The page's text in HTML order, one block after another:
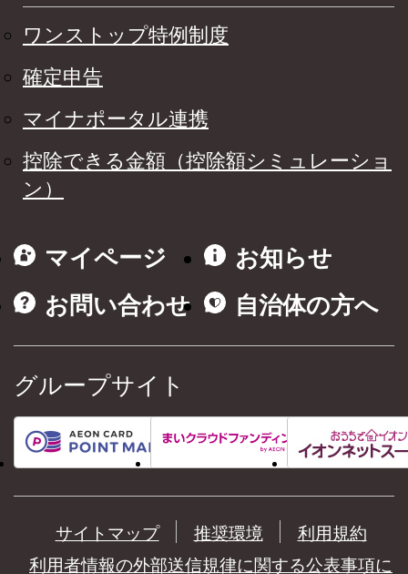
ワンストップ特例制度
確定申告
マイナポータル連携
控除できる金額（控除額シミュレーショ
ン）
マイページ
お知らせ
お問い合わせ
自治体の方へ
グループサイト
サイトマップ 推奨環境
利用規約
利用者情報の外部送信規律に関する公表事項に